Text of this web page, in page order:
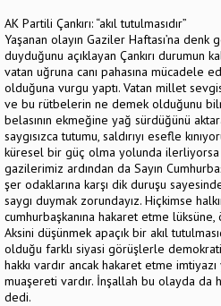
AK Partili Çankırı: “akıl tutulmasıdır”
Yaşanan olayın Gaziler Haftası’na denk
duyduğunu açıklayan Çankırı durumun
vatan uğruna canı pahasına mücadele
olduğuna vurgu yaptı. Vatan millet
ve bu rütbelerin ne demek olduğunu
belasının ekmeğine yağ sürdüğünü
saygısızca tutumu, saldırıyı esefle
küresel bir güç olma yolunda
gazilerimiz ardından da Sayın
şer odaklarına karşı dik duruşu
saygı duymak zorundayız. Hiçkimse
cumhurbaşkanına hakaret etme
Aksini düşünmek apaçık bir akıl
olduğu farklı siyasi görüşlerle
hakkı vardır ancak hakaret etme
muaşereti vardır. İnşallah bu olayda da
dedi.